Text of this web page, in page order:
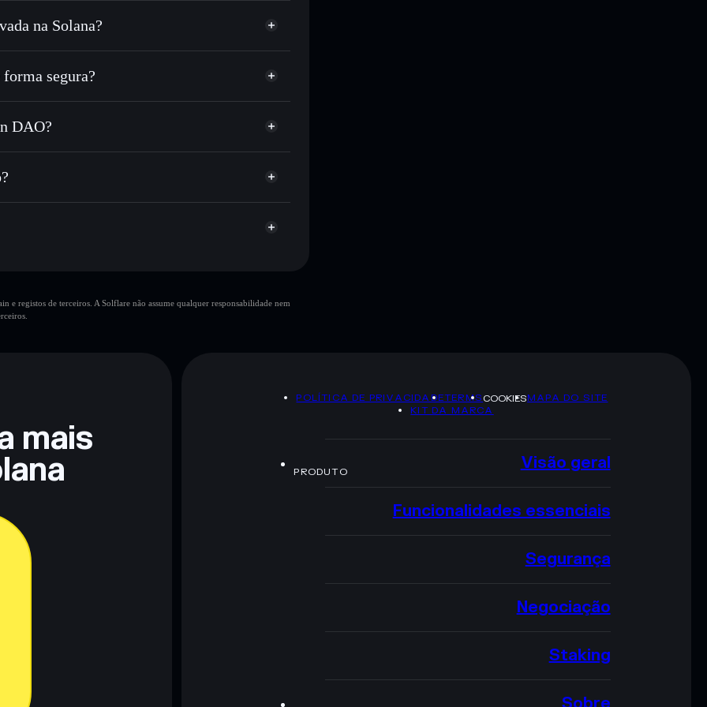
ou milhares de outros tokens Solana com
em GMNTT
publicamente as carteiras usando o Agregador de
na Solana?
segura?
carteira não-custodial Solflare
DAO?
DAO
única
e registos de terceiros. A Solflare não assume qualquer responsabilidade nem
mais
POLÍTICA DE PRIVACIDADETERMSCOOKIESMAPA DO SITE
KIT DA MARCA
PRODUTO Visão geral
Funcionalidades essenciais
Segurança
Negociação
Staking